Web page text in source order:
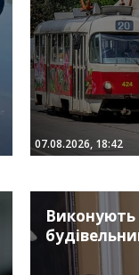
07.08.2026, 18:42
Виконують